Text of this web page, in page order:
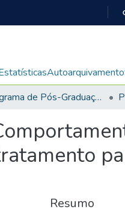
Autoarquivamento
Programa de Pós-Graduação em Ciências da Saúde
Resumo